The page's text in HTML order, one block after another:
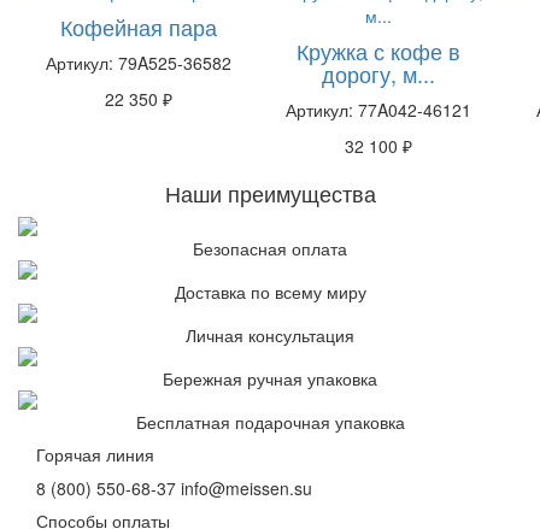
Кофейная пара
Артикул: 79A525-36582
22 350 ₽
Кружка с кофе в
дорогу, м...
Артикул: 77A042-46121
32 100 ₽
Наши преимущества
Безопасная оплата
Доставка по всему миру
Личная консультация
Бережная ручная упаковка
Бесплатная подарочная упаковка
Горячая линия
8 (800) 550-68-37 info@meissen.su
Способы оплаты